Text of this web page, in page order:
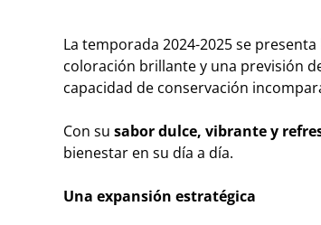
La temporada 2024-2025 se
coloración brillante y una previsión
capacidad de conservación
Con su sabor dulce, vibrante y
bienestar en su día a día.
Una expansión estratégica